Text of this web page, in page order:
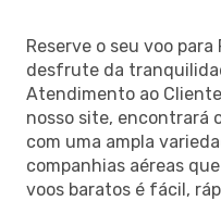
Reserve o seu voo
desfrute da
Atendimento ao
nosso site, encontrará
com uma ampla
companhias aéreas
voos baratos é fácil,